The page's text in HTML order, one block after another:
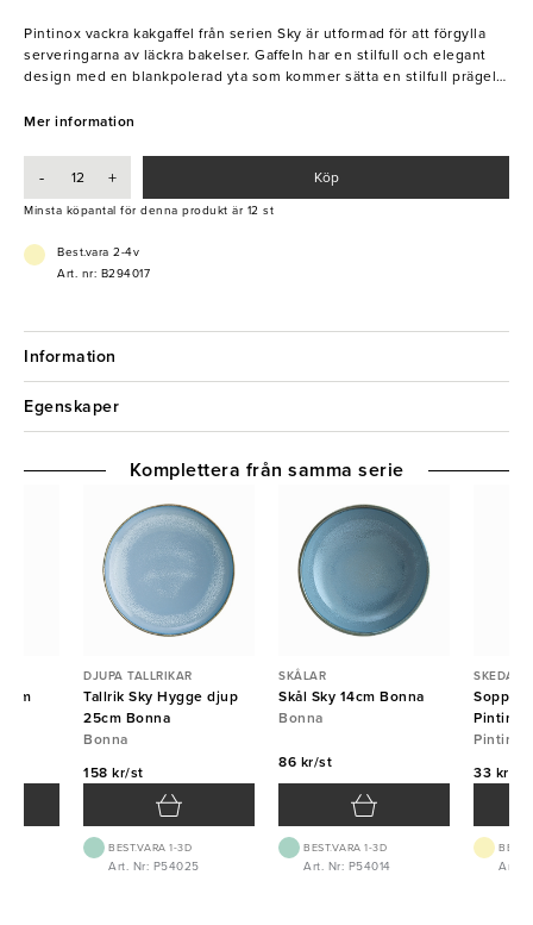
Pintinox vackra kakgaffel från serien Sky är utformad för att förgylla
serveringarna av läckra bakelser. Gaffeln har en stilfull och elegant
design med en blankpolerad yta som kommer sätta en stilfull prägel
och slitage, vilket garanterar en lång hållbarhet. En perfekt gaffel för
- 18/10 rostfritt stål
- Tål diskmaskin
innehåller klor och blekmedel.
Mer information
- + Köp
Minsta köpantal för denna produkt är 12 st
Best.vara 2-4v
Art. nr: B294017
Information
Egenskaper
DJUPA TALLRIKAR
Tallrik Sky Hygge djup
25cm Bonna
Bonna
158 kr/st
BEST.VARA 1-3D
Art. Nr: P54025
SKÅLAR
Skål Sky 14cm Bonna
Bonna
86 kr/st
BEST.VARA 1-3D
Art. Nr: P54014
SKEDAR
Pintinox
Pintinox
33 kr/st
Art.
Komplettera från samma serie